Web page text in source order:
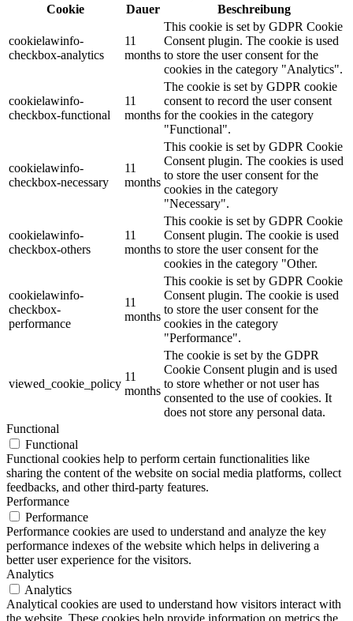
Cookie
Dauer Beschreibung
cookielawinfo-
checkbox-analytics
11
months
This cookie is set by GDPR Cookie
Consent plugin. The cookie is used
to store the user consent for the
cookies in the category "Analytics".
cookielawinfo-
checkbox-functional
11
months
The cookie is set by GDPR cookie
consent to record the user consent
for the cookies in the category
"Functional".
cookielawinfo-
checkbox-necessary
11
months
This cookie is set by GDPR Cookie
Consent plugin. The cookies is used
to store the user consent for the
cookies in the category
"Necessary".
cookielawinfo-
checkbox-others
11
months
This cookie is set by GDPR Cookie
Consent plugin. The cookie is used
to store the user consent for the
cookies in the category "Other.
cookielawinfo-
checkbox-
performance
11
months
This cookie is set by GDPR Cookie
Consent plugin. The cookie is used
to store the user consent for the
cookies in the category
"Performance".
viewed_cookie_policy
11
months
The cookie is set by the GDPR
Cookie Consent plugin and is used
to store whether or not user has
consented to the use of cookies. It
does not store any personal data.
Functional
Functional
Functional cookies help to perform certain functionalities like
sharing the content of the website on social media platforms, collect
feedbacks, and other third-party features.
Performance
Performance
Performance cookies are used to understand and analyze the key
performance indexes of the website which helps in delivering a
better user experience for the visitors.
Analytics
Analytics
Analytical cookies are used to understand how visitors interact with
the website. These cookies help provide information on metrics the